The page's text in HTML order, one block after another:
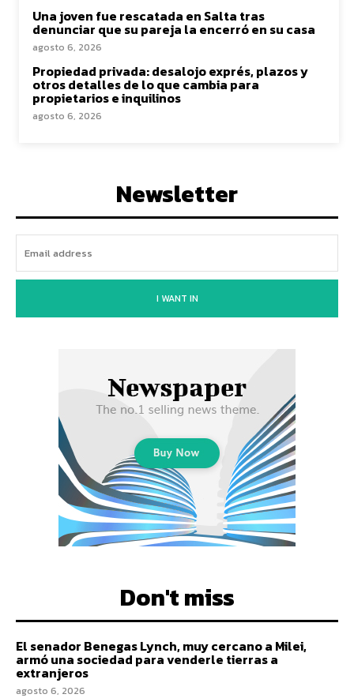
Una joven fue rescatada en Salta tras
denunciar que su pareja la encerró en su casa
agosto 6, 2026
Propiedad privada: desalojo exprés, plazos y
otros detalles de lo que cambia para
propietarios e inquilinos
agosto 6, 2026
Newsletter
I WANT IN
Don't miss
El senador Benegas Lynch, muy cercano a Milei,
armó una sociedad para venderle tierras a
extranjeros
agosto 6, 2026